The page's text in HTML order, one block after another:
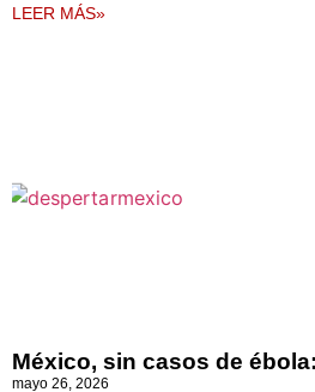
LEER MÁS»
México, sin casos de
mayo 26, 2026